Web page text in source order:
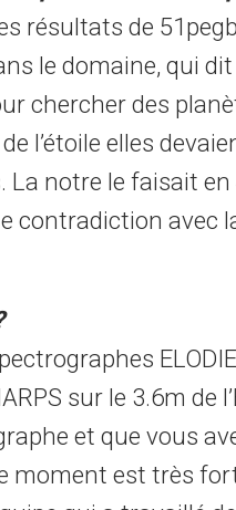
résultats de
le domaine, qui
chercher des
l’étoile elles
La notre le faisait en
contradiction avec
ELODIE
sur le 3.6m de
et que vous
moment est très